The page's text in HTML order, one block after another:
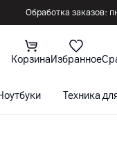
Обработка заказов:
КорзинаИзбранное
Техника